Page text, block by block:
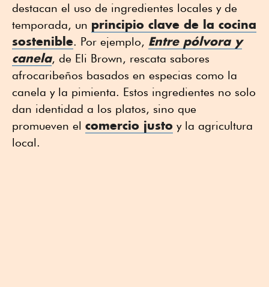
destacan el uso de ingredientes locales y de
temporada, un principio clave de la cocina
sostenible. Por ejemplo, Entre pólvora y
canela, de Eli Brown, rescata sabores
afrocaribeños basados en especias como la
canela y la pimienta. Estos ingredientes no solo
dan identidad a los platos, sino que
promueven el comercio justo y la agricultura
local.